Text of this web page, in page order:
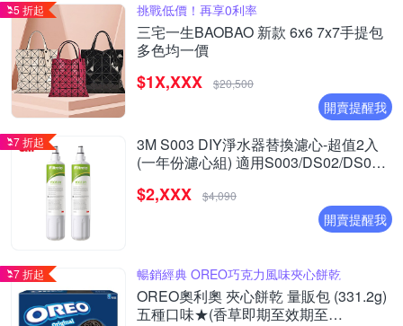
5 折起 挑戰低價！再享0利率
三宅一生BAOBAO 新款 6x6 7x7手提包
多色均一價
$1X,XXX $20,500
開賣提醒我
7 折起
3M S003 DIY淨水器替換濾心-超值2入
(一年份濾心組) 適用S003/DS02/DS03
$2,XXX $4,090
開賣提醒我
7 折起 暢銷經典 OREO巧克力風味夾心餅乾
OREO奧利奧 夾心餅乾 量販包 (331.2g)
五種口味★(香草即期至效期至